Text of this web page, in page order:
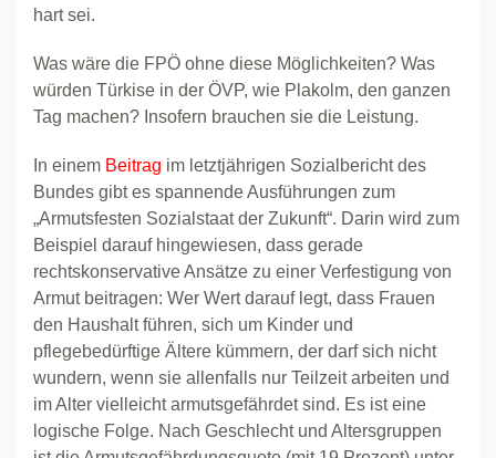
hart sei.
Was wäre die FPÖ ohne diese Möglichkeiten? Was
würden Türkise in der ÖVP, wie Plakolm, den ganzen
Tag machen? Insofern brauchen sie die Leistung.
In einem Beitrag im letztjährigen Sozialbericht des
Bundes gibt es spannende Ausführungen zum
„Armutsfesten Sozialstaat der Zukunft“. Darin wird zum
Beispiel darauf hingewiesen, dass gerade
rechtskonservative Ansätze zu einer Verfestigung von
Armut beitragen: Wer Wert darauf legt, dass Frauen
den Haushalt führen, sich um Kinder und
pflegebedürftige Ältere kümmern, der darf sich nicht
wundern, wenn sie allenfalls nur Teilzeit arbeiten und
im Alter vielleicht armutsgefährdet sind. Es ist eine
logische Folge. Nach Geschlecht und Altersgruppen